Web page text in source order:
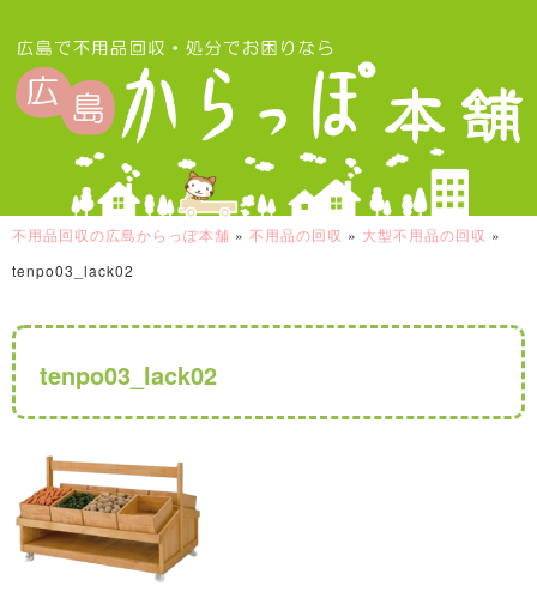
不用品回収の広島からっぽ本舗 » 不用品の回収 » 大型不用品の回収 »
tenpo03_lack02
tenpo03_lack02